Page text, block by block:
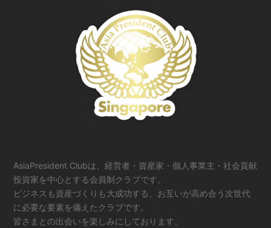
AsiaPresident Clubは、経営者・資産家・個人事業主・社会貢献
投資家を中心とする会員制クラブです。
ビジネスも資産づくりも大成功する、お互いが高め合う次世代
に必要な要素を備えたクラブです。
皆さまとの出会いを楽しみにしております。